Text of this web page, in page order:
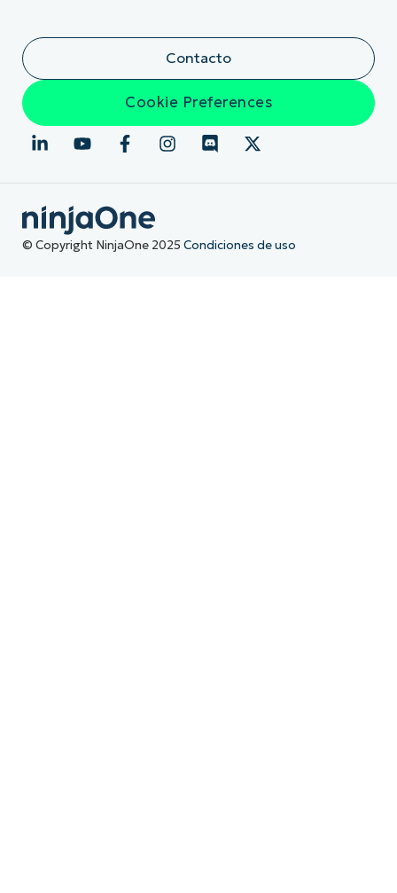
Contacto
Cookie Preferences
© Copyright NinjaOne 2025 Condiciones de uso